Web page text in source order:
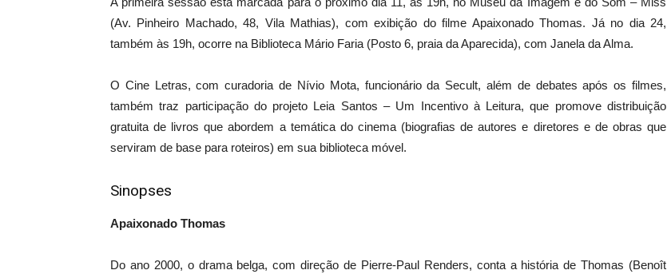
(Av. Pinheiro Machado, 48, Vila Mathias), com exibição do filme Apaixonado Thomas. Já no dia 24,
também às 19h, ocorre na Biblioteca Mário Faria (Posto 6, praia da Aparecida), com Janela da Alma.
O Cine Letras, com curadoria de Nívio Mota, funcionário da Secult, além de debates após os filmes,
também traz participação do projeto Leia Santos – Um Incentivo à Leitura, que promove distribuição
gratuita de livros que abordem a temática do cinema (biografias de autores e diretores e de obras que
serviram de base para roteiros) em sua biblioteca móvel.
Sinopses
Apaixonado Thomas
Do ano 2000, o drama belga, com direção de Pierre-Paul Renders, conta a história de Thomas (Benoît